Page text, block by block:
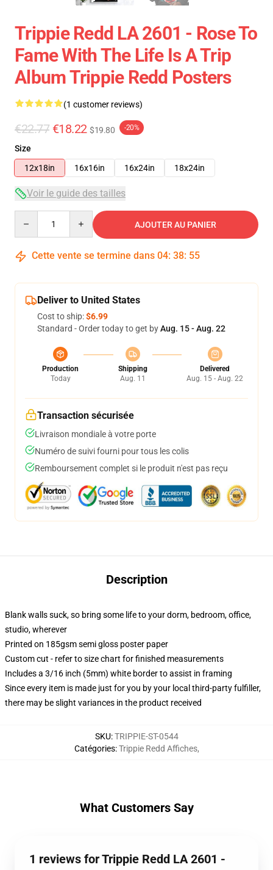
Trippie Redd LA 2601 - Rose To
Fame With The Life Is A Trip
Album Trippie Redd Posters
(1 customer reviews)
€22.77 €18.22 $19.80 -20%
Size
12x18in
16x16in 16x24in 18x24in
Voir le guide des tailles
AJOUTER AU PANIER
Cette vente se termine dans 04: 38: 54
Deliver to United States
Cost to ship:$6.99
Standard - Order today to get byAug. 15 - Aug. 22
Production
Today
Shipping
Aug. 11
Delivered
Aug. 15 - Aug. 22
Transaction sécurisée
Livraison mondiale à votre porte
Numéro de suivi fourni pour tous les colis
Remboursement complet si le produit n'est pas reçu
Description
Blank walls suck, so bring some life to your dorm, bedroom, office,
studio, wherever
Printed on 185gsm semi gloss poster paper
Custom cut - refer to size chart for finished measurements
Includes a 3/16 inch (5mm) white border to assist in framing
Since every item is made just for you by your local third-party fulfiller,
there may be slight variances in the product received
SKU:TRIPPIE-ST-0544
Catégories:Trippie Redd Affiches,
What Customers Say
1 reviews for Trippie Redd LA 2601 -